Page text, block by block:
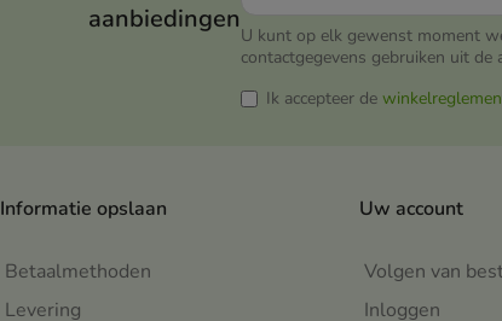
aanbiedingen
U kunt op elk gewenst moment
contactgegevens gebruiken uit de
Ik accepteer de
Informatie opslaan
Betaalmethoden
Levering
Uw account
Volgen van
Inloggen